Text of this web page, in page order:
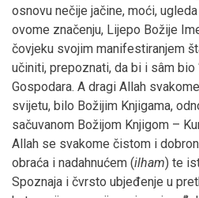
osnovu nečije jačine, moći,
ovome značenju, Lijepo Božije
čovjeku svojim manifestiranjem
učiniti, prepoznati, da bi i sâm bio
Gospodara. A dragi Allah
svijetu, bilo Božijim Knjigama,
sačuvanom Božijom Knjigom –
Allah se svakome čistom i
obraća i nadahnućem (ilham) te
Spoznaja i čvrsto ubjeđenje u